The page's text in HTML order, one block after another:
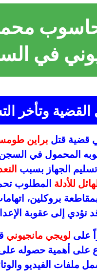
في
وتأخر
قضية قتل براين
المحمول في
الجهاز بسبب
للأدلة المطلوب
بروكلين،
تؤدي إلى عقوبة
على لويجي مانجيوني
على أهمية حصوله
ملفات الفيديو